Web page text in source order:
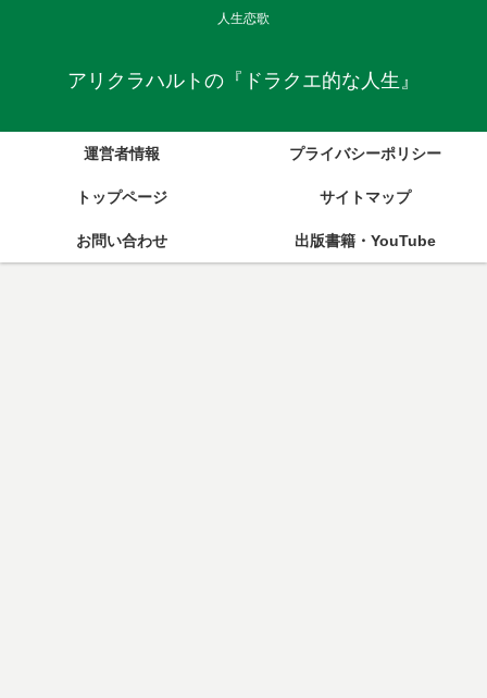
人生恋歌
アリクラハルトの『ドラクエ的な人生』
運営者情報 プライバシーポリシー
トップページ サイトマップ
お問い合わせ 出版書籍・YouTube